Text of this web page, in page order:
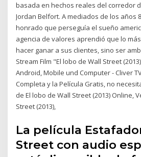
basada en hechos reales del corredor
Jordan Belfort. A mediados de los años
honrado que perseguía el sueño
agencia de valores aprendió que lo
hacer ganar a sus clientes, sino ser
Stream Film "El lobo de Wall Street
Android, Mobile und Computer - Cliver
Completa y la Película Gratis, no
de El lobo de Wall Street (2013) Online,
Street (2013),
La película
Street con audio